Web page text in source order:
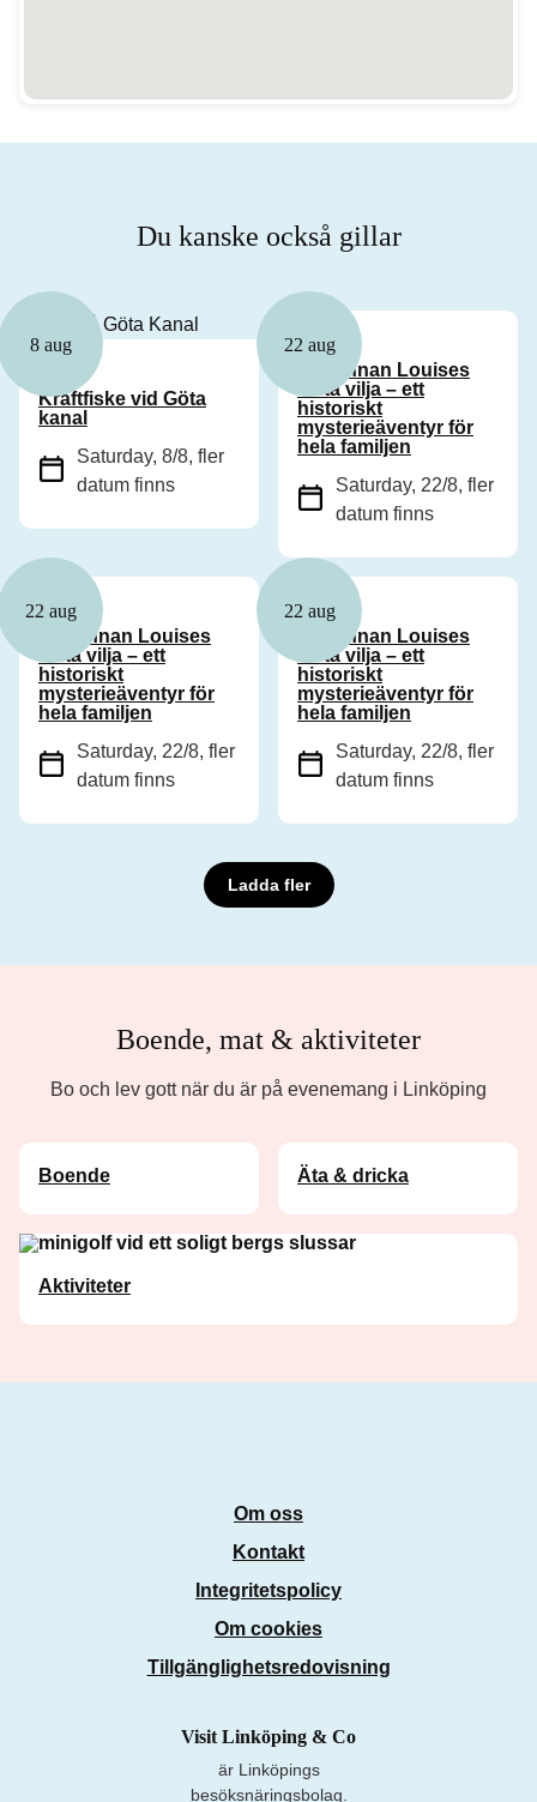
Du kanske också gillar
8 aug
Kräftfiske vid Göta
kanal
Saturday, 8/8, fler
datum finns
22 aug
Familj
Grevinnan Louises
sista vilja – ett
historiskt
mysterieäventyr för
hela familjen
Saturday, 22/8, fler
datum finns
22 aug
Familj
Grevinnan Louises
sista vilja – ett
historiskt
mysterieäventyr för
hela familjen
Saturday, 22/8, fler
datum finns
22 aug
Familj
Grevinnan Louises
sista vilja – ett
historiskt
mysterieäventyr för
hela familjen
Saturday, 22/8, fler
datum finns
Ladda fler
Boende, mat & aktiviteter
Bo och lev gott när du är på evenemang i Linköping
Boende Äta & dricka
Aktiviteter
Om oss
Kontakt
Integritetspolicy
Om cookies
Tillgänglighetsredovisning
Visit Linköping & Co
är Linköpings
besöksnäringsbolag.